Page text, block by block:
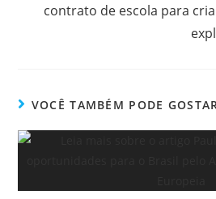
contrato de escola para
VOCÊ TAMBÉM PODE GOSTAR